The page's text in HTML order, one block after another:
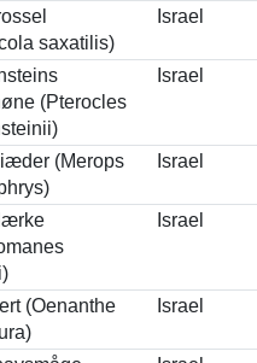
saxatilis)
Israel
(Pterocles
Israel
(Merops
Israel
Israel
(Oenanthe
Israel